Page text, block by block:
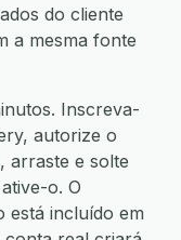
do cliente
a mesma fonte
Inscreva-
autorize o
arraste e solte
o. O
está incluído em